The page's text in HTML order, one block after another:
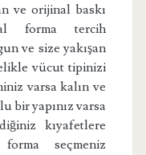
ve orijinal baskı
forma tercih
ve size yakışan
vücut tipinizi
varsa kalın ve
bir yapınız varsa
kıyafetlere
seçmeniz